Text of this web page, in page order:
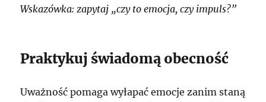
Wskazówka: zapytaj „czy to emocja, czy impuls?”
Praktykuj świadomą obecność
Uważność pomaga wyłapać emocje zanim staną